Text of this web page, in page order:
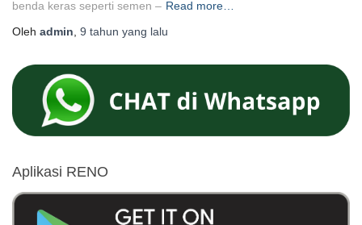
benda keras seperti semen – Read more…
Oleh admin 9 tahun yang lalu
Aplikasi RENO